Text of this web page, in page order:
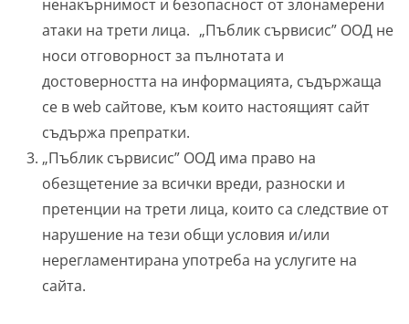
ненакърнимост и безопасност от злонамерени
атаки на трети лица. „Пъблик сървисис” ООД не
носи отговорност за пълнотата и
достоверността на информацията, съдържаща
се в web сайтове, към които настоящият сайт
съдържа препратки.
„Пъблик сървисис” ООД има право на
обезщетение за всички вреди, разноски и
претенции на трети лица, които са следствие от
нарушение на тези общи условия и/или
нерегламентирана употреба на услугите на
сайта.